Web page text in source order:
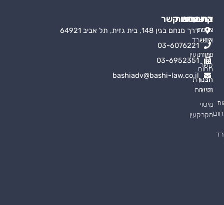
התמחויות
מעמד
אישי
מקרקעין
תחום
תכנון
ובניה
מיסוי
מקרקעין
קישורים
אודות
המשרד
יצירת
קשר
הצהרת
נגישות
צרו עמנו קשר
דרך מנחם בגין 148, בית גזית, תל אביב 64921
03-6076221
03-6952351
bashiadv@bashi-law.co.il